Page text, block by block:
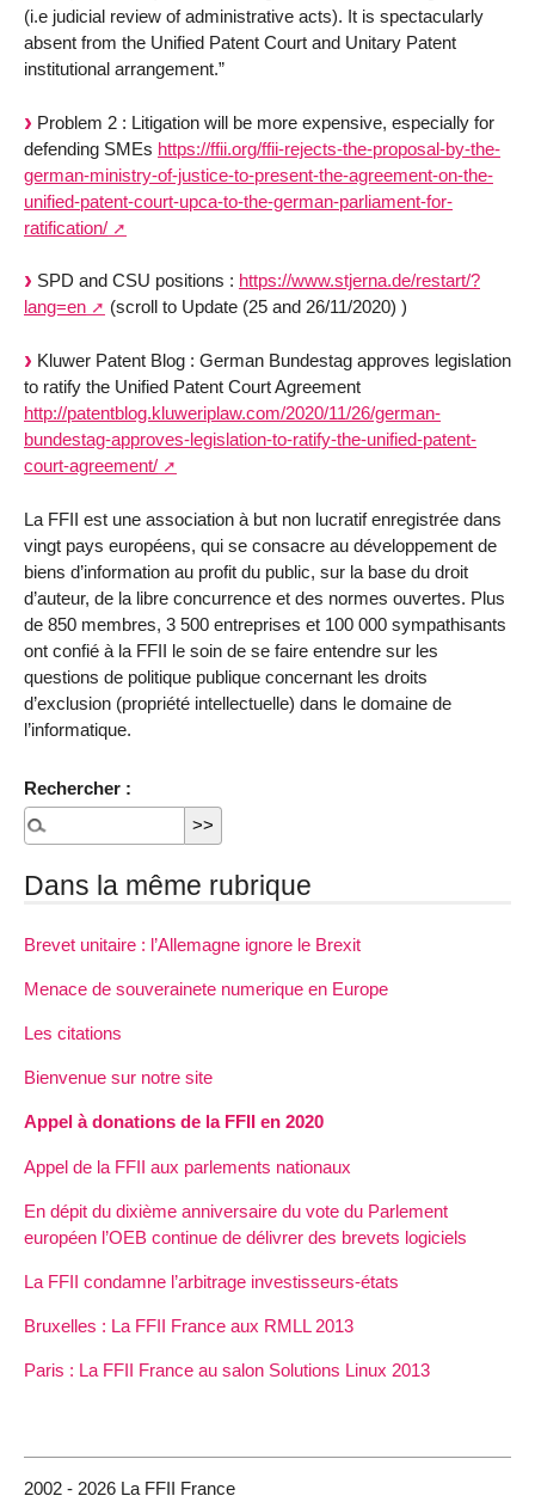
(i.e judicial review of administrative acts). It is spectacularly
absent from the Unified Patent Court and Unitary Patent
institutional arrangement.”
Problem 2 : Litigation will be more expensive, especially for
defending SMEs https://ffii.org/ffii-rejects-the-proposal-by-the-
german-ministry-of-justice-to-present-the-agreement-on-the-
unified-patent-court-upca-to-the-german-parliament-for-
ratification/
SPD and CSU positions : https://www.stjerna.de/restart/?
lang=en
(scroll to Update (25 and 26/11/2020) )
Kluwer Patent Blog : German Bundestag approves legislation
to ratify the Unified Patent Court Agreement
http://patentblog.kluweriplaw.com/2020/11/26/german-
bundestag-approves-legislation-to-ratify-the-unified-patent-
court-agreement/
La FFII est une association à but non lucratif enregistrée dans
vingt pays européens, qui se consacre au développement de
biens d’information au profit du public, sur la base du droit
d’auteur, de la libre concurrence et des normes ouvertes. Plus
de 850 membres, 3 500 entreprises et 100 000 sympathisants
ont confié à la FFII le soin de se faire entendre sur les
questions de politique publique concernant les droits
d’exclusion (propriété intellectuelle) dans le domaine de
l’informatique.
Rechercher :
Dans la même rubrique
Brevet unitaire : l’Allemagne ignore le Brexit
Menace de souverainete numerique en Europe
Les citations
Bienvenue sur notre site
Appel à donations de la FFII en 2020
Appel de la FFII aux parlements nationaux
En dépit du dixième anniversaire du vote du Parlement
européen l’OEB continue de délivrer des brevets logiciels
La FFII condamne l’arbitrage investisseurs-états
Bruxelles : La FFII France aux RMLL 2013
Paris : La FFII France au salon Solutions Linux 2013
2002 - 2026 La FFII France